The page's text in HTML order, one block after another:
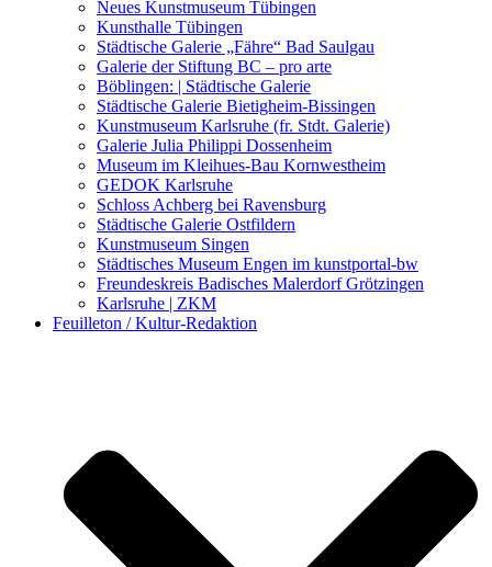
Kunstwettbewerbe, Ausschreibungen für Künstler
Neues Kunstmuseum Tübingen
Kunsthalle Tübingen
Städtische Galerie „Fähre“ Bad Saulgau
Galerie der Stiftung BC – pro arte
Böblingen: | Städtische Galerie
Städtische Galerie Bietigheim-Bissingen
Kunstmuseum Karlsruhe (fr. Stdt. Galerie)
Galerie Julia Philippi Dossenheim
Museum im Kleihues-Bau Kornwestheim
GEDOK Karlsruhe
Schloss Achberg bei Ravensburg
Städtische Galerie Ostfildern
Kunstmuseum Singen
Städtisches Museum Engen im kunstportal-bw
Freundeskreis Badisches Malerdorf Grötzingen
Karlsruhe | ZKM
Feuilleton / Kultur-Redaktion